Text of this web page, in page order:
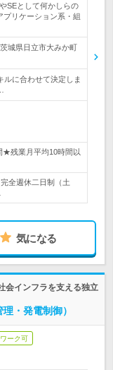
SEとして何かしらの
リケーション系・組
城県日立市大みか町
に合わせて決定しま
★残業月平均10時間以
全週休二日制（土
気になる
会インフラを支える独立
・発電制御）
ーク可